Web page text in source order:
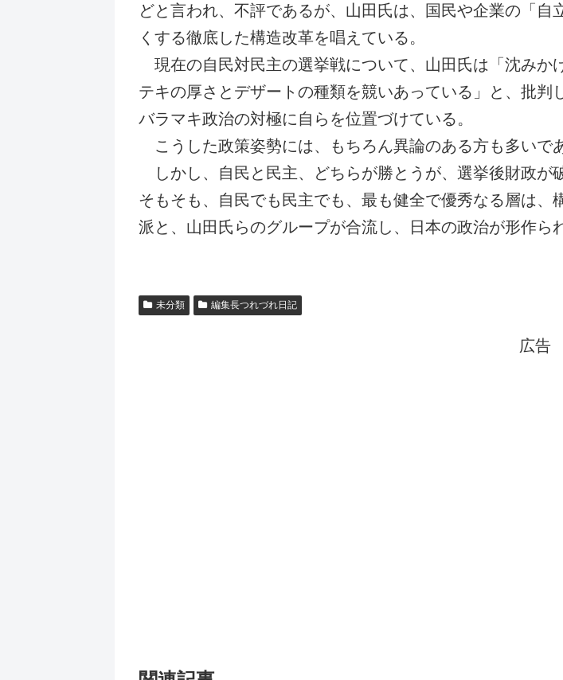
どと言われ、不評であるが、山田氏は、国民や企業の「
くする徹底した構造改革を唱えている。
現在の自民対民主の選挙戦について、山田氏は「沈みか
テキの厚さとデザートの種類を競いあっている」と、批
バラマキ政治の対極に自らを位置づけている。
こうした政策姿勢には、もちろん異論のある方も多いで
しかし、自民と民主、どちらが勝とうが、選挙後財政が
そもそも、自民でも民主でも、最も健全で優秀なる層は
派と、山田氏らのグループが合流し、日本の政治が形作ら
未分類 編集長つれづれ日記
広告